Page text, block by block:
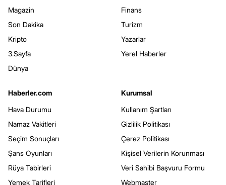
Magazin
Son Dakika
Kripto
3.Sayfa
Dünya
Finans
Turizm
Yazarlar
Yerel Haberler
Haberler.com
Hava Durumu
Namaz Vakitleri
Seçim Sonuçları
Şans Oyunları
Rüya Tabirleri
Yemek Tarifleri
Kurumsal
Kullanım Şartları
Gizlilik Politikası
Çerez Politikası
Kişisel Verilerin Korunması
Veri Sahibi Başvuru Formu
Webmaster